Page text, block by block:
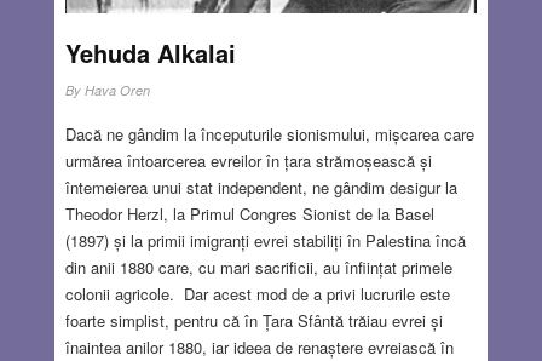
Yehuda Alkalai
By Hava Oren
Dacă ne gândim la începuturile sionismului, mișcarea care
urmărea întoarcerea evreilor în țara strămoșească și
întemeierea unui stat independent, ne gândim desigur la
Theodor Herzl, la Primul Congres Sionist de la Basel
(1897) și la primii imigranți evrei stabiliți în Palestina încă
din anii 1880 care, cu mari sacrificii, au înființat primele
colonii agricole. Dar acest mod de a privi lucrurile este
foarte simplist, pentru că în Țara Sfântă trăiau evrei și
înaintea anilor 1880, iar ideea de renaștere evreiască în